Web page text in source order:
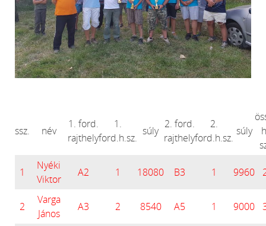
ssz. név
1. ford.
rajthely
1.
ford.h.sz.
súly
2. ford.
rajthely
2.
ford.h.sz.
súly
1
Nyéki
Viktor
A2 1 18080 B3 1 9960
2
Varga
János
A3 2 8540 A5 1 9000